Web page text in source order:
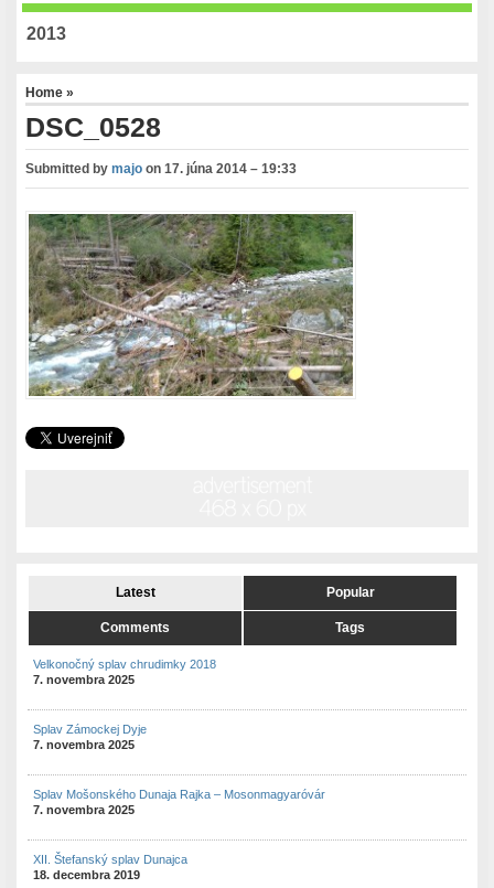
2013
Home»
DSC_0528
Submitted bymajo on17. júna 2014 – 19:33
Latest Popular
Comments Tags
Velkonočný splav chrudimky 2018
7. novembra 2025
Splav Zámockej Dyje
7. novembra 2025
Splav Mošonského Dunaja Rajka – Mosonmagyaróvár
7. novembra 2025
XII. Štefanský splav Dunajca
18. decembra 2019